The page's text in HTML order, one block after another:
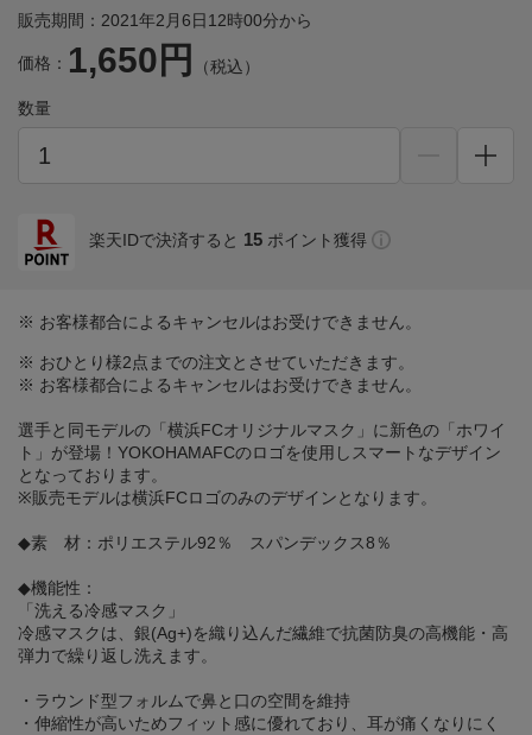
販売期間：2021年2月6日12時00分から
価格： 1,650円 （税込）
数量
楽天IDで決済すると 15 ポイント獲得
※ お客様都合によるキャンセルはお受けできません。
※ おひとり様2点までの注文とさせていただきます。
※ お客様都合によるキャンセルはお受けできません。
選手と同モデルの「横浜FCオリジナルマスク」に新色の「ホワイ
ト」が登場！YOKOHAMAFCのロゴを使用しスマートなデザイン
となっております。
※販売モデルは横浜FCロゴのみのデザインとなります。
◆素 材：ポリエステル92％ スパンデックス8％
◆機能性：
「洗える冷感マスク」
冷感マスクは、銀(Ag+)を織り込んだ繊維で抗菌防臭の高機能・高
弾力で繰り返し洗えます。
・ラウンド型フォルムで鼻と口の空間を維持
・伸縮性が高いためフィット感に優れており、耳が痛くなりにく